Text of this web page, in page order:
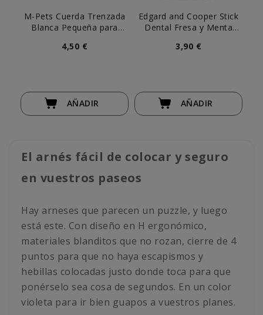
M-Pets Cuerda Trenzada
Blanca Pequeña para
4,50 €
AÑADIR
Edgard and Cooper Stick
Dental Fresa y Menta
3,90 €
AÑADIR
El arnés fácil de colocar y seguro
en vuestros paseos
Hay arneses que parecen un puzzle, y luego
está este. Con diseño en H ergonómico,
materiales blanditos que no rozan, cierre de 4
puntos para que no haya escapismos y
hebillas colocadas justo donde toca para que
ponérselo sea cosa de segundos. En un color
violeta para ir bien guapos a vuestros planes.